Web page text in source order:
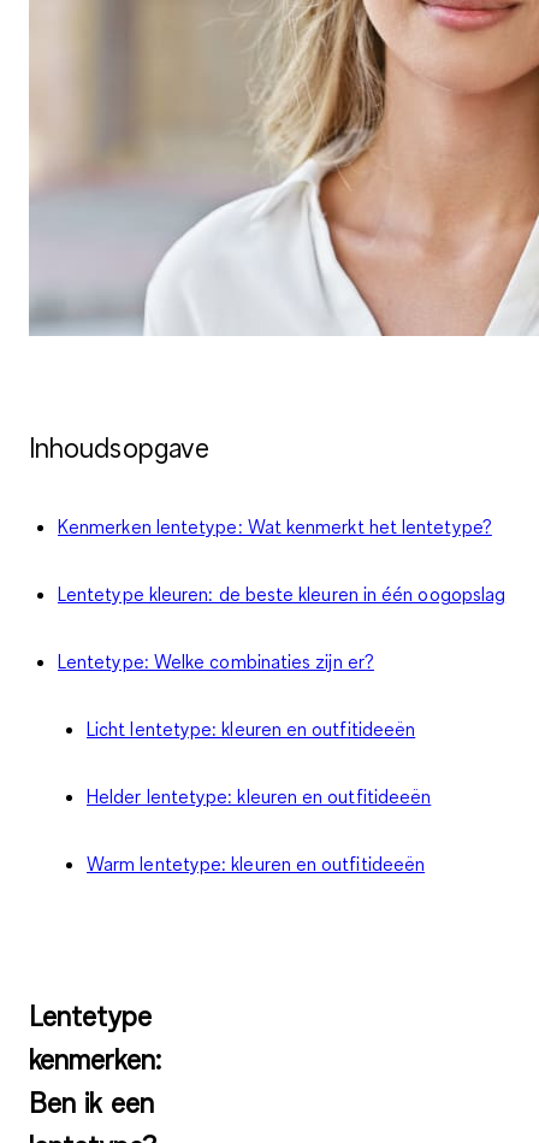
Inhoudsopgave
Kenmerken lentetype: Wat kenmerkt het lentetype?
Lentetype kleuren: de beste kleuren in één oogopslag
Lentetype: Welke combinaties zijn er?
Licht lentetype: kleuren en outfitideeën
Helder lentetype: kleuren en outfitideeën
Warm lentetype: kleuren en outfitideeën
Lentetype
kenmerken:
Ben ik een